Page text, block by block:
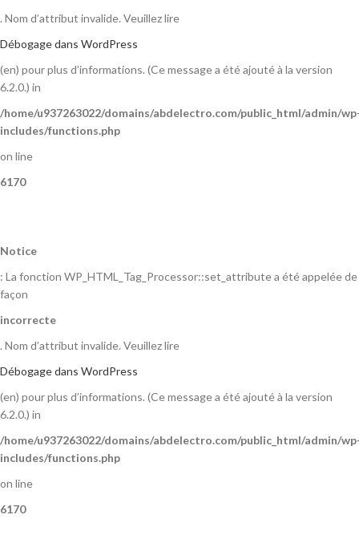
. Nom d’attribut invalide. Veuillez lire
Débogage dans WordPress
(en) pour plus d’informations. (Ce message a été ajouté à la version
6.2.0.) in
/home/u937263022/domains/abdelectro.com/public_html/admin/
includes/functions.php
on line
6170
Notice
: La fonction WP_HTML_Tag_Processor::set_attribute a été appelée de
façon
incorrecte
. Nom d’attribut invalide. Veuillez lire
Débogage dans WordPress
(en) pour plus d’informations. (Ce message a été ajouté à la version
6.2.0.) in
/home/u937263022/domains/abdelectro.com/public_html/admin/
includes/functions.php
on line
6170